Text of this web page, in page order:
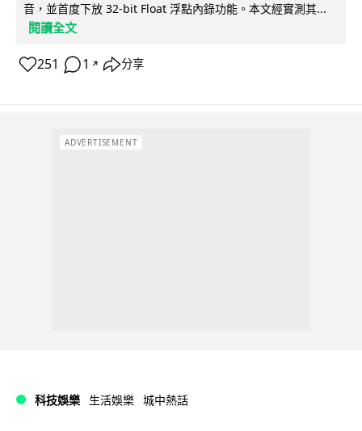
音，並首度下放 32-bit Float 浮點內錄功能。本文經實測其...
閱讀全文
251 1 ↗ 分享
ADVERTISEMENT
科技娛樂 生活娛樂 城中熱話